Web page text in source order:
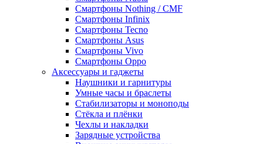
Смартфоны Nothing / CMF
Смартфоны Infinix
Смартфоны Tecno
Смартфоны Asus
Смартфоны Vivo
Смартфоны Oppo
Аксессуары и гаджеты
Наушники и гарнитуры
Умные часы и браслеты
Стабилизаторы и моноподы
Стёкла и плёнки
Чехлы и накладки
Зарядные устройства